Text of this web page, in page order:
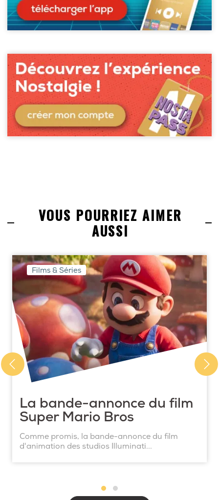
VOUS POURRIEZ AIMER
AUSSI
Films & Séries
La bande-annonce du film
Super Mario Bros
Comme promis, la bande-annonce du film
d'animation des studios Illuminati...